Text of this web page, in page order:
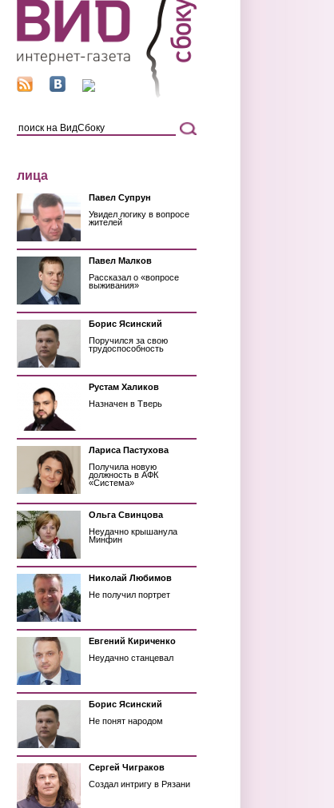
лица
Павел Супрун
Увидел логику в вопросе
жителей
Павел Малков
Рассказал о «вопросе
выживания»
Борис Ясинский
Поручился за свою
трудоспособность
Рустам Халиков
Назначен в Тверь
Лариса Пастухова
Получила новую
должность в АФК
«Система»
Ольга Свинцова
Неудачно крышанула
Минфин
Николай Любимов
Не получил портрет
Евгений Кириченко
Неудачно станцевал
Борис Ясинский
Не понят народом
Сергей Чиграков
Создал интригу в Рязани